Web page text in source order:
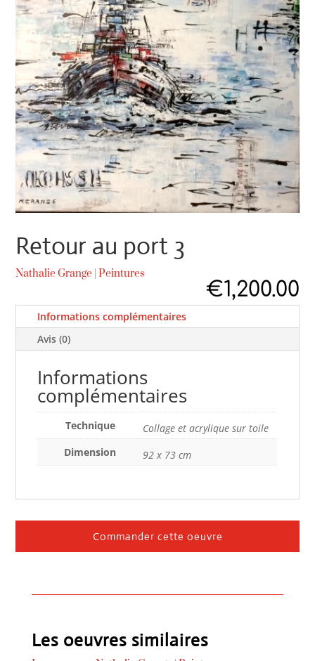
Retour au port 3
Nathalie Grange |Peintures
€1,200.00
Informations complémentaires
Avis (0)
Informations
complémentaires
Technique
Collage et acrylique sur toile
Dimension
92 x 73 cm
Commander cette oeuvre
Les oeuvres similaires